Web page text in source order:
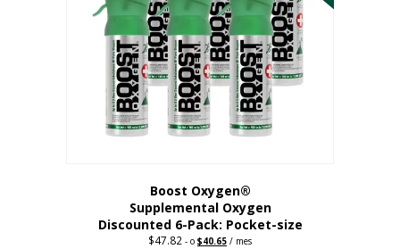
Boost Oxygen®
Supplemental Oxygen
Discounted 6-Pack: Pocket-size
$47.82 - o Precio
$40.65 El
/ mes